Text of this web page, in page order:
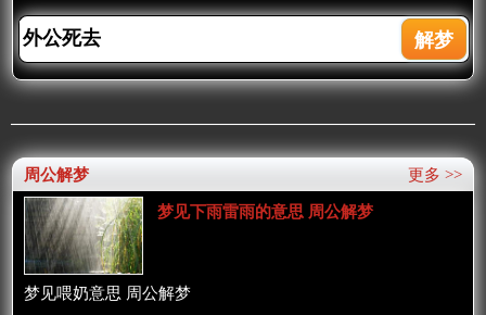
更多 >>
周公解梦
梦见下雨雷雨的意思 周公解梦
梦见喂奶意思 周公解梦